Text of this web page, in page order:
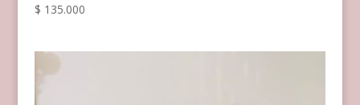
$ 135.000